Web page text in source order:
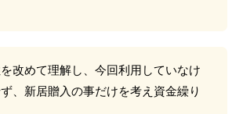
改めて理解し、今回利用していなけ
、新居贈入の事だけを考え資金繰り